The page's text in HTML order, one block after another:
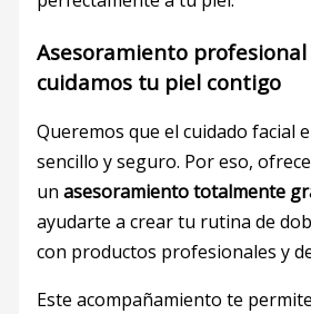
Asesoramiento
cuidamos tu piel contigo
Queremos que el cuidado facial
sencillo y seguro. Por eso,
un asesoramiento totalmente
ayudarte a crear tu rutina de
con productos profesionales y
Este acompañamiento te